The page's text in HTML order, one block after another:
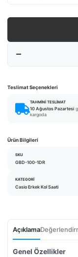
Teslimat Seçenekleri
TAHMINI TESLIMAT
10 Ağustos Pazartesi
kargoda
Ürün Bilgileri
SKU
GBD-100-1DR
KATEGORI
Casio Erkek Kol Saati
Açıklama
Genel Özellikler